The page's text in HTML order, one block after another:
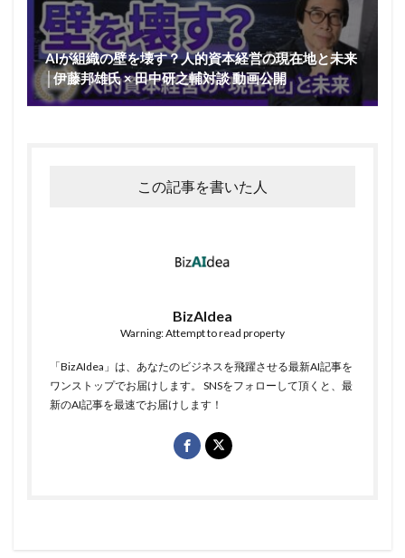
AIが組織の壁を壊す？人的資本経営の現在地と未来
│伊藤邦雄氏 × 田中研之輔対談 動画公開
この記事を書いた人
BizAIdea
Warning: Attempt to read property
「BizAIdea」は、あなたのビジネスを飛躍させる最新AI記事を
ワンストップでお届けします。 SNSをフォローして頂くと、最
新のAI記事を最速でお届けします！